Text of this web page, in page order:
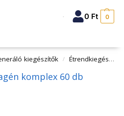
0 Ft 0
kiegészítők / Étrendkiegészítők